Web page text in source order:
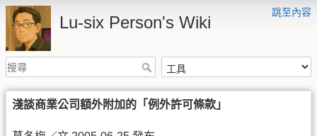
跳至內容
Lu-six Person's Wiki
淺談商業公司額外附加的「例外許可條款」